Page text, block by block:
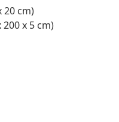
20 cm)
x 5 cm)